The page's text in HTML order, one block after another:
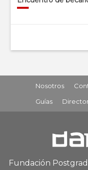
Nosotros
Guías
Fundación